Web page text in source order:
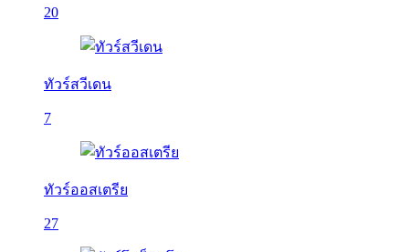
20
ทัวร์สวีเดน
7
ทัวร์ออสเตรีย
27